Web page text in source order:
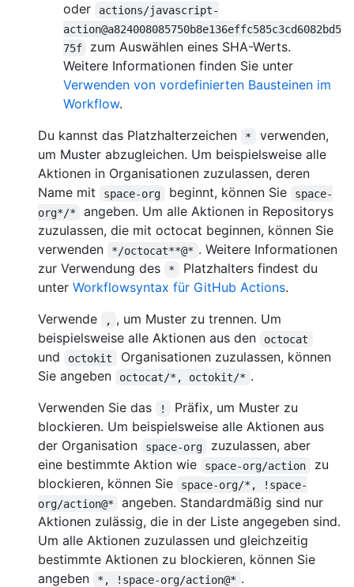
oder
actions/javascript-
action@a824008085750b8e136effc585c3cd6082bd5
75f
zum Auswählen eines SHA-Werts.
Weitere Informationen finden Sie unter
Verwenden von vordefinierten Bausteinen im
Workflow.
Du kannst das Platzhalterzeichen
*
verwenden,
um Muster abzugleichen. Um beispielsweise alle
Aktionen in Organisationen zuzulassen, deren
Name mit
space-org beginnt, können Sie
space-
org*/*
angeben. Um alle Aktionen in Repositorys
zuzulassen, die mit octocat beginnen, können Sie
verwenden
*/octocat**@* . Weitere Informationen
zur Verwendung des
*
Platzhalters findest du
unter Workflowsyntax für GitHub Actions.
Verwende
, , um Muster zu trennen. Um
beispielsweise alle Aktionen aus den
octocat
und octokit
Organisationen zuzulassen, können
Sie angeben
octocat/*, octokit/* .
Verwenden Sie das
!
Präfix, um Muster zu
blockieren. Um beispielsweise alle Aktionen aus
der Organisation
space-org
zuzulassen, aber
eine bestimmte Aktion wie
space-org/action
zu
blockieren, können Sie
space-org/*, !space-
org/action@*
angeben. Standardmäßig sind nur
Aktionen zulässig, die in der Liste angegeben sind.
Um alle Aktionen zuzulassen und gleichzeitig
bestimmte Aktionen zu blockieren, können Sie
angeben
*, !space-org/action@* .